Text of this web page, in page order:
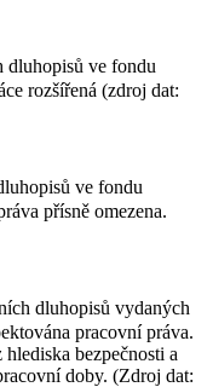
dluhopisů ve fondu
rozšířená (zdroj dat:
ve fondu
přísně omezena.
dluhopisů vydaných
pracovní práva.
bezpečnosti a
doby. (Zdroj dat: